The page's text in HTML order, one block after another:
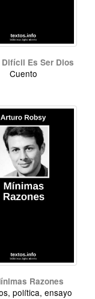
Difícil Es Ser Dios
Cuento
Razones
política, ensayo